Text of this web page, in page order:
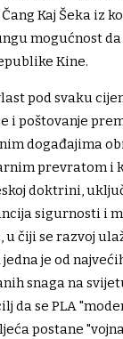
Kaj Šeka iz
mogućnost
Kine.
pod svaku
i poštovanje
događajima
prevratom i
doktrini,
sigurnosti i
u čiji se razvoj
jedna je od
snaga na
da se PLA
postane